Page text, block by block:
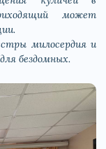
может
милосердия и
бездомных.